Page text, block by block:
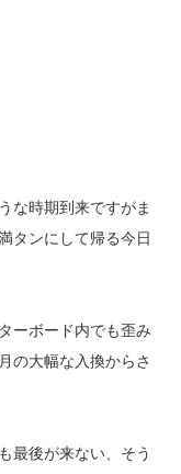
な時期到来ですがま
タンにして帰る今日
ーボード内でも歪み
の大幅な入換からさ
最後が来ない、そう